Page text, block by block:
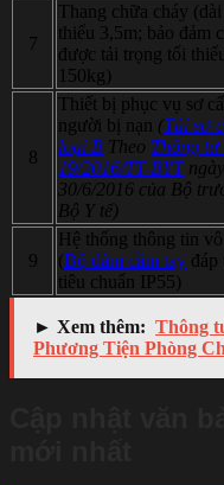
7
Thang chữa cháy
thiểu 3,5m; bảo đảm
được tải trọng tối thiểu
150kg)
8
Thiết bị phục vụ sơ
người bị nạn (Túi sơ
loại B Theo Thông tư
19/2016/TT-BYTngày
30/6/2016 của Bộ
Bộ Y tế)
9
Hệ thống thông tin
(Bộ đàm cầm tay đáp
tiêu chuẩn IP55)
► Xem thêm: Thông
Phương Tiện Phòng